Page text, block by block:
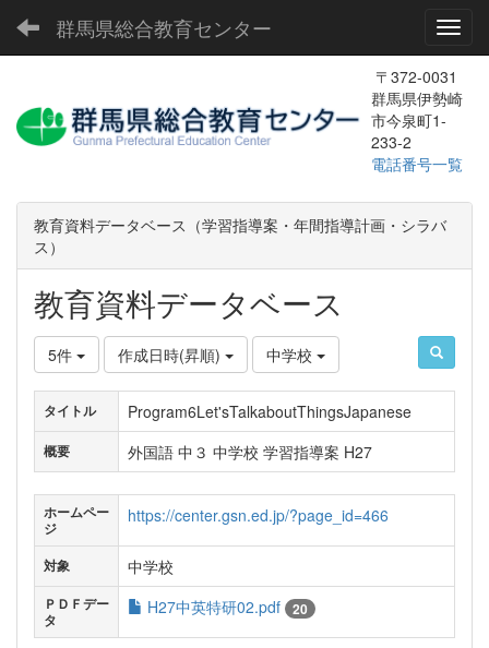
群馬県総合教育センター
〒372-0031
群馬県伊勢崎
市今泉町1-
233-2
電話番号一覧
教育資料データベース（学習指導案・年間指導計画・シラバ
ス）
教育資料データベース
5件 作成日時(昇順) 中学校
タイトル Program6Let'sTalkaboutThingsJapanese
概要 外国語 中３ 中学校 学習指導案 H27
ホームペー
ジ
https://center.gsn.ed.jp/?page_id=466
対象 中学校
ＰＤＦデー
タ
H27中英特研02.pdf 20